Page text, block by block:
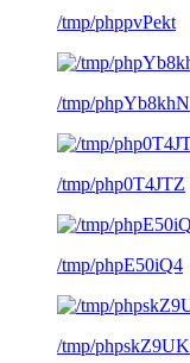
/tmp/phppvPekt
/tmp/phpYb8khN
/tmp/php0T4JTZ
/tmp/phpE50iQ4
/tmp/phpskZ9UK